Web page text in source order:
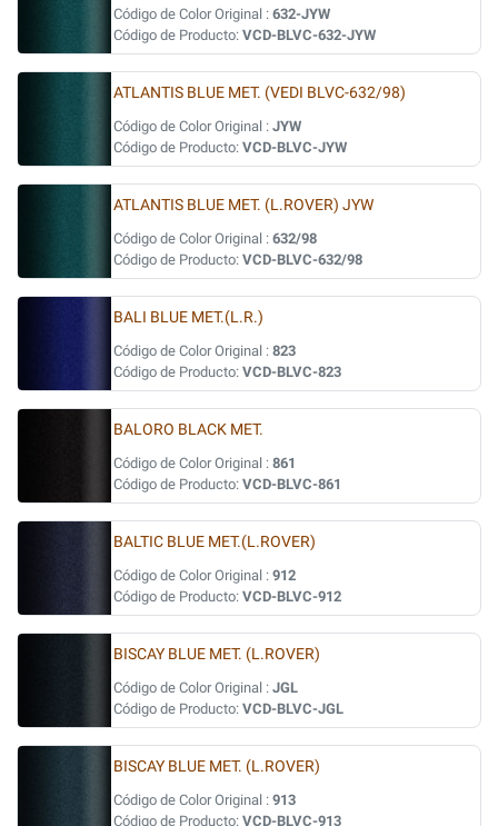
Código de Color Original : 632-JYW
Código de Producto: VCD-BLVC-632-JYW
ATLANTIS BLUE MET. (VEDI BLVC-632/98)
Código de Color Original : JYW
Código de Producto: VCD-BLVC-JYW
ATLANTIS BLUE MET. (L.ROVER) JYW
Código de Color Original : 632/98
Código de Producto: VCD-BLVC-632/98
BALI BLUE MET.(L.R.)
Código de Color Original : 823
Código de Producto: VCD-BLVC-823
BALORO BLACK MET.
Código de Color Original : 861
Código de Producto: VCD-BLVC-861
BALTIC BLUE MET.(L.ROVER)
Código de Color Original : 912
Código de Producto: VCD-BLVC-912
BISCAY BLUE MET. (L.ROVER)
Código de Color Original : JGL
Código de Producto: VCD-BLVC-JGL
BISCAY BLUE MET. (L.ROVER)
Código de Color Original : 913
Código de Producto: VCD-BLVC-913